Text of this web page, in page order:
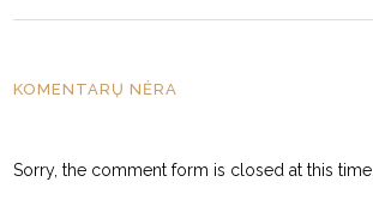
KOMENTARŲ NĖRA
Sorry, the comment form is closed at this time.